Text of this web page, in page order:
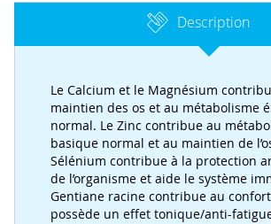
Description
Le Calcium et le Magnésium
maintien des os et au métabolisme
normal. Le Zinc contribue au
basique normal et au maintien de
Sélénium contribue à la protection
de l’organisme et aide le système
Gentiane racine contribue au
possède un effet tonique/anti-